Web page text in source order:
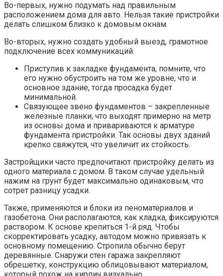
Во-первых, нужно подумать над правильным
расположением дома для авто. Нельзя такие пристройки
делать слишком близко к домовым окнам.
Во-вторых, нужно создать удобный выезд, грамотное
подключение всех коммуникаций.
Приступив к закладке фундамента, помните, что
его нужно обустроить на том же уровне, что и
основное здание, тогда просадка будет
минимальной.
Связующее звено фундаментов – закрепленные
железные планки, что выходят примерно на метр
из основы дома и привариваются к арматуре
фундамента пристройки. Так основы двух зданий
крепко свяжутся, что увеличит их стойкость.
Застройщики часто предпочитают пристройку делать из
одного материала с домом. В таком случае удельный
нажим на грунт будет максимально одинаковым, что
сотрет разницу усадки.
Также, применяются и блоки из пеноматериалов и
газобетона. Они располагаются, как кладка, фиксируются
раствором. К основе крепиться 1-й ряд. Чтобы
скорректировать усадку, автодом можно привязать к
основному помещению. Стропила обычно берут
деревянные. Снаружи стен гаража закрепляют
обрешетку, конструкцию облицовывают материалом,